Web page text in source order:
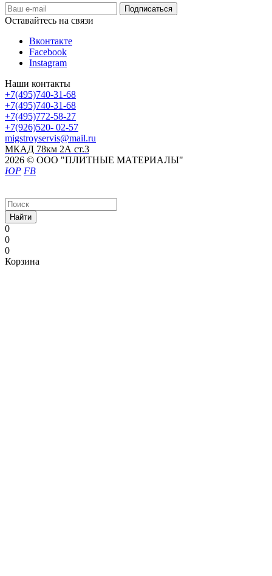
Оставайтесь на связи
Вконтакте
Facebook
Instagram
Наши контакты
+7(495)740-31-68
+7(495)740-31-68
+7(495)772-58-27
+7(926)520- 02-57
migstroyservis@mail.ru
МКАД 78км 2А ст.3
2026 © ООО "ПЛИТНЫЕ МАТЕРИАЛЫ"
ЮР FB
Найти
0
0
0
Корзина